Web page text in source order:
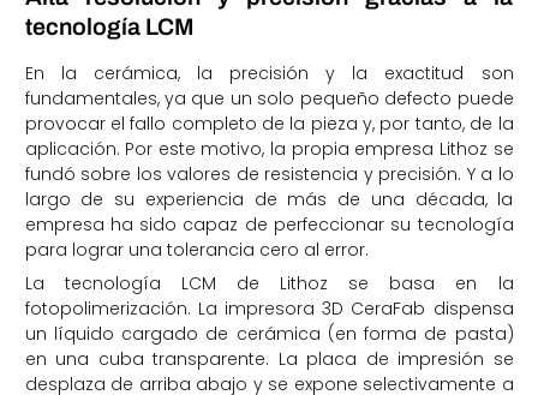
tecnología LCM
En la cerámica, la precisión y la exactitud son
fundamentales, ya que un solo pequeño defecto puede
provocar el fallo completo de la pieza y, por tanto, de la
aplicación. Por este motivo, la propia empresa Lithoz se
fundó sobre los valores de resistencia y precisión. Y a lo
largo de su experiencia de más de una década, la
empresa ha sido capaz de perfeccionar su tecnología
para lograr una tolerancia cero al error.
La tecnología LCM de Lithoz se basa en la
fotopolimerización. La impresora 3D CeraFab dispensa
un líquido cargado de cerámica (en forma de pasta)
en una cuba transparente. La placa de impresión se
desplaza de arriba abajo y se expone selectivamente a